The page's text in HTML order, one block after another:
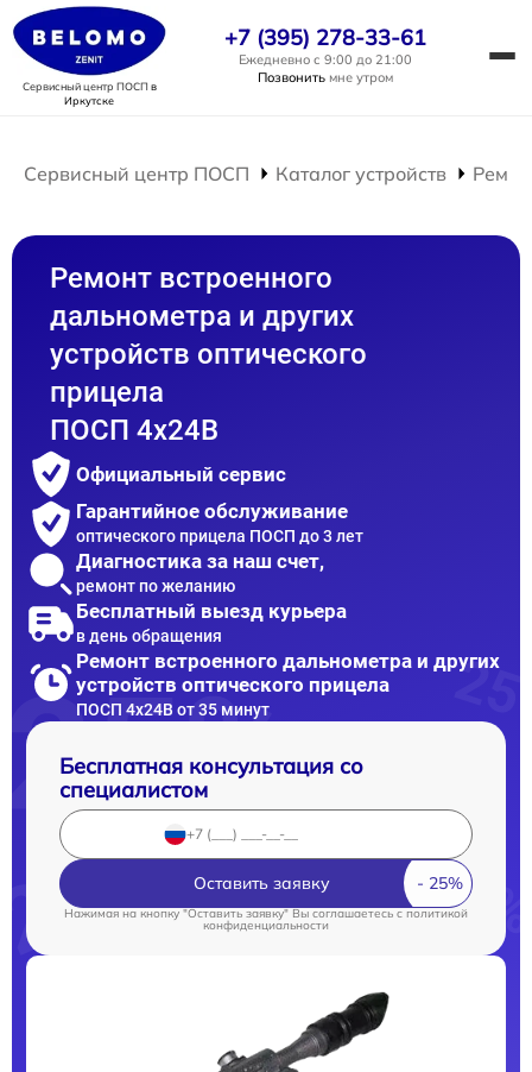
Сервисный центр ПОСПв
Иркутске
+7 (395) 278-33-61
Ежедневно с 9:00 до 21:00
Позвонить мне утром
Сервисный центр ПОСП Каталог устройств
Ремонт встроенного
дальнометра и других
устройств оптического
прицела
ПОСП 4x24B
Официальный сервис
Гарантийное обслуживание
оптического прицела ПОСП до 3 лет
Диагностика за наш счет,
ремонт по желанию
Бесплатный выезд курьера
в день обращения
Ремонт встроенного дальнометра и других
устройств оптического прицела
ПОСП 4x24B от 35 минут
Бесплатная консультация со
специалистом
Оставить заявку
Нажимая на кнопку "Оставить заявку" Вы соглашаетесь cполитикой
конфиденциальности